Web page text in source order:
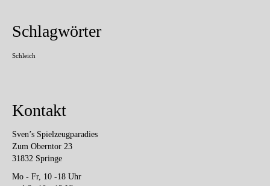
Schlagwörter
Schleich
Kontakt
Sven’s Spielzeugparadies
Zum Oberntor 23
31832 Springe
Mo - Fr, 10 -18 Uhr